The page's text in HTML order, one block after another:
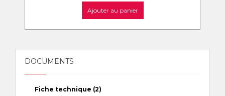
Ajouter au panier
DOCUMENTS
Fiche technique (2)